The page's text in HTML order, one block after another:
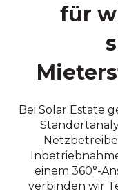
für
Bei Solar Estate
einem 360°-
verbinden wir